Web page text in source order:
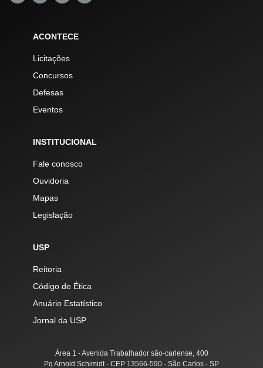
ACONTECE
Licitações
Concursos
Defesas
Eventos
INSTITUCIONAL
Fale conosco
Ouvidoria
Mapas
Legislação
USP
Reitoria
Código de Ética
Anuário Estatístico
Jornal da USP
Área 1 - Avenida Trabalhador são-carlense, 400
Pq Arnold Schimidt - CEP 13566-590 - São Carlos - SP